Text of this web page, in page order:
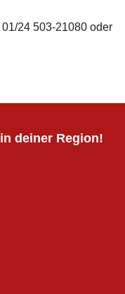
01/24 503-21080 oder
deiner Region!